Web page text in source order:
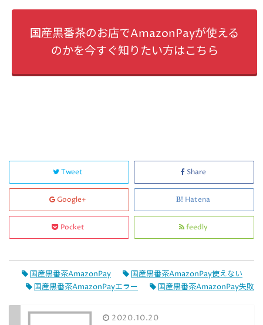
国産黒番茶のお店でAmazonPayが使える
のかを今すぐ知りたい方はこちら
Tweet Share
Google+ Hatena
Pocket feedly
国産黒番茶AmazonPay
国産黒番茶AmazonPay使えない
国産黒番茶AmazonPayエラー
国産黒番茶AmazonPay失敗
2020.10.20